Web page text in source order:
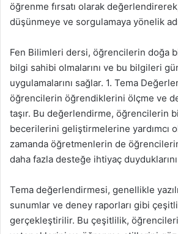
öğrenme fırsatı olarak
düşünmeye ve sorgulamaya yönelik
Fen Bilimleri dersi, öğrencilerin doğa
bilgi sahibi olmalarını ve bu bilgileri
uygulamalarını sağlar. 1. Tema
öğrencilerin öğrendiklerini ölçme ve
taşır. Bu değerlendirme, öğrencilerin
becerilerini geliştirmelerine yardımcı
zamanda öğretmenlerin de
daha fazla desteğe ihtiyaç duyduklarını
Tema değerlendirmesi, genellikle
sunumlar ve deney raporları gibi
gerçekleştirilir. Bu çeşitlilik,